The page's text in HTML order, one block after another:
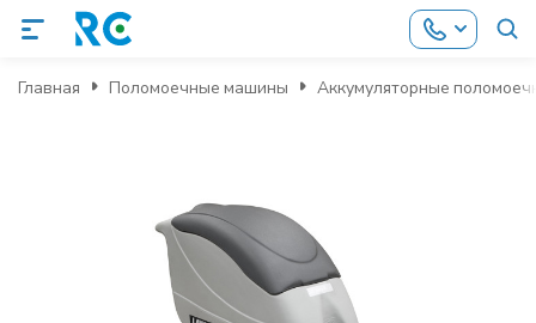
Главная Поломоечные машины Аккумуляторные